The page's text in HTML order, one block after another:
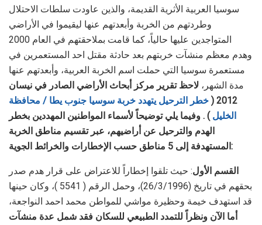
سوسيا العربية الأثرية القديمة، والذين عاودت سلطات الاحتلال
وطردتهم من الخربة وأبعدتهم عنها ليقيموا في الأراضي
المتواجدين عليها حالياً، كما قامت بملاحقتهم في العام 2000
وهدم معظم منشآت خربتهم بعد حادثة مقتل احد المستعمرين في
مستعمرة سوسيا التي حملت اسم الخربة العربية، وأبعدتهم عنها
مدة الشهر، لاحظ تقرير مركز أبحاث الأراضي الصادر في نيسان
2012 (
خطر الترحيل يتهدد خربة سوسيا جنوب يطا / محافظة
الخليل ) . وفيما يلي توضيحاً لأسماء المواطنين المهددين بخطر
الهدم والترحيل عن أراضيهم، عبر تقسيم مناطق الخربة
المستهدفة إلى 5 مناطق حسب الإخطارات والخرائط الجوية:
القسم الأول: حيث تلقوا إخطاراً للاعتراض على قرار هدم صدر
بحقهم في تاريخ (26/3/1996)، وحمل الرقم ( 5541 )، وكان حينها
قد استهدف خيمة وحظيرة مواشي للمواطن محمد احمد النواجعة،
أما الآن ونظراً للتمدد الطبيعي للسكان فقد شمل عدة منشآت